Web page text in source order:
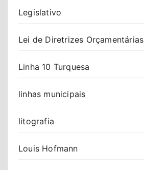
Legislativo
Lei de Diretrizes Orçamentárias
Linha 10 Turquesa
linhas municipais
litografia
Louis Hofmann